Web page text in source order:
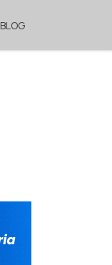
BLOG